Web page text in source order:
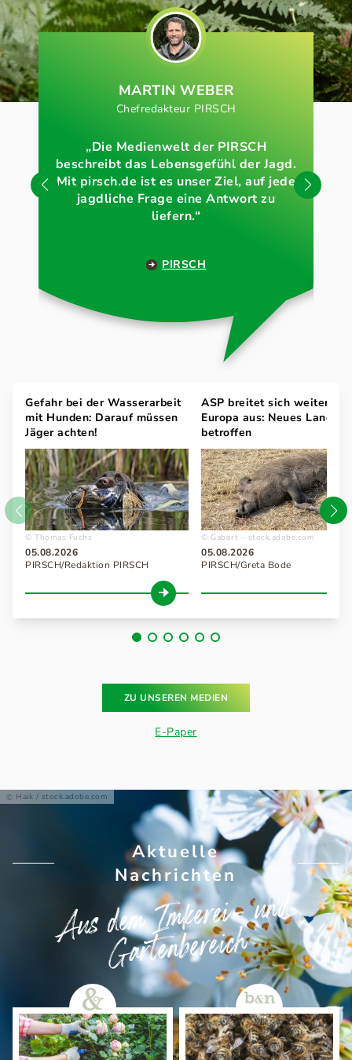
MARTIN WEBER
Chefredakteur PIRSCH
„Die Medienwelt der PIRSCH
beschreibt das Lebensgefühl der Jagd.
Mit pirsch.de ist es unser Ziel, auf jede
jagdliche Frage eine Antwort zu
liefern.“
PIRSCH
Gefahr bei der Wasserarbeit
mit Hunden: Darauf müssen
Jäger achten!
Thomas Fuchs
05.08.2026
PIRSCH/Redaktion PIRSCH
ASP breitet sich weiter in
Europa aus: Neues Land
betroffen
Gabort – stock.adobe.com
05.08.2026
PIRSCH/Greta Bode
ZU UNSEREN MEDIEN
E-Paper
Haik / stock.adobe.com
Aktuelle
Nachrichten
Aus dem Imkerei- und
Gartenbereich